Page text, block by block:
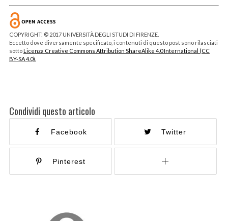
COPYRIGHT: © 2017 UNIVERSITÀ DEGLI STUDI DI FIRENZE.
Eccetto dove diversamente specificato, i contenuti di questo post sono rilasciati
sottoLicenza Creative Commons Attribution ShareAlike 4.0 International (CC
BY-SA 4.0).
Condividi questo articolo
Facebook Twitter
Pinterest